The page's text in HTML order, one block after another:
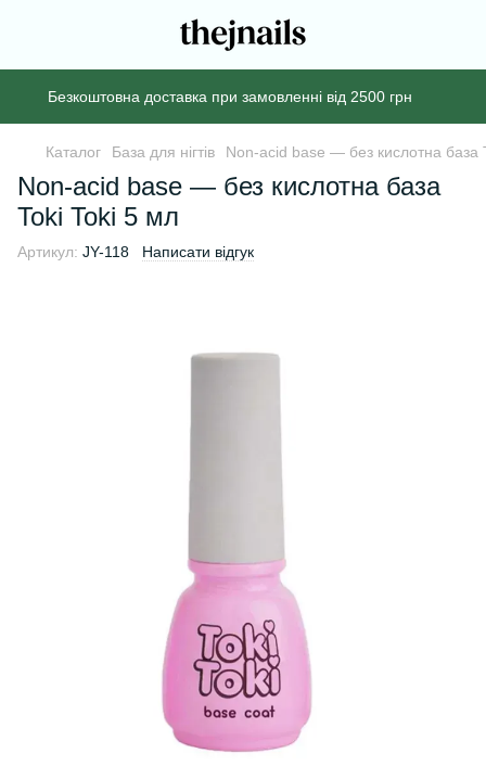
Безкоштовна доставка при замовленні від 2500 грн
Каталог База для нігтів Non-acid base — без кислотна база
Non-acid base — без кислотна база
Toki Toki 5 мл
Артикул: JY-118 Написати відгук